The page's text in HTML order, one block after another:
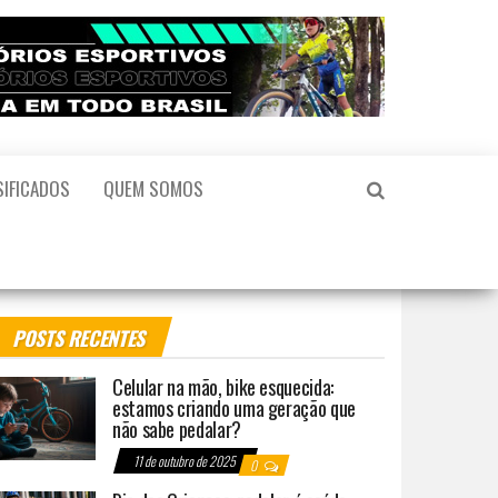
QUEM SOMOS
POSTS RECENTES
Celular na mão, bike esquecida:
estamos criando uma geração que
não sabe pedalar?
11 de outubro de 2025 0